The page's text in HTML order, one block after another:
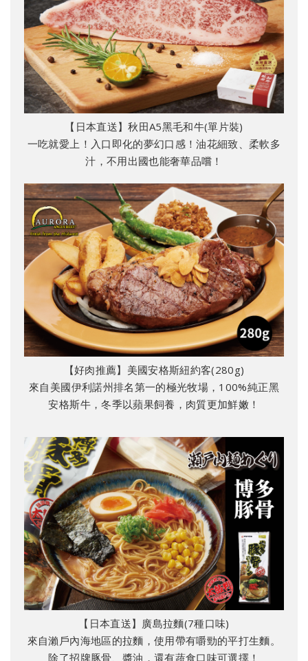
【日本直送】秋田A5黑毛和牛(單片裝)
一吃就愛上！入口即化的夢幻口感！油花細致、柔軟多
汁，不用出國也能奢華品嚐！
【好肉推薦】美國安格斯紐約客(280g)
來自美國伊利諾州排名第一的極光牧場，100%純正黑
安格斯牛，冬季以蘋果飼養，肉質更加鮮嫩！
【日本直送】廣島拉麵(7種口味)
來自瀨戶內海地區的拉麵，使用帶有嚼勁的平打生麵。
除了招牌豚骨、醬油，還有蔬食口味可選擇！